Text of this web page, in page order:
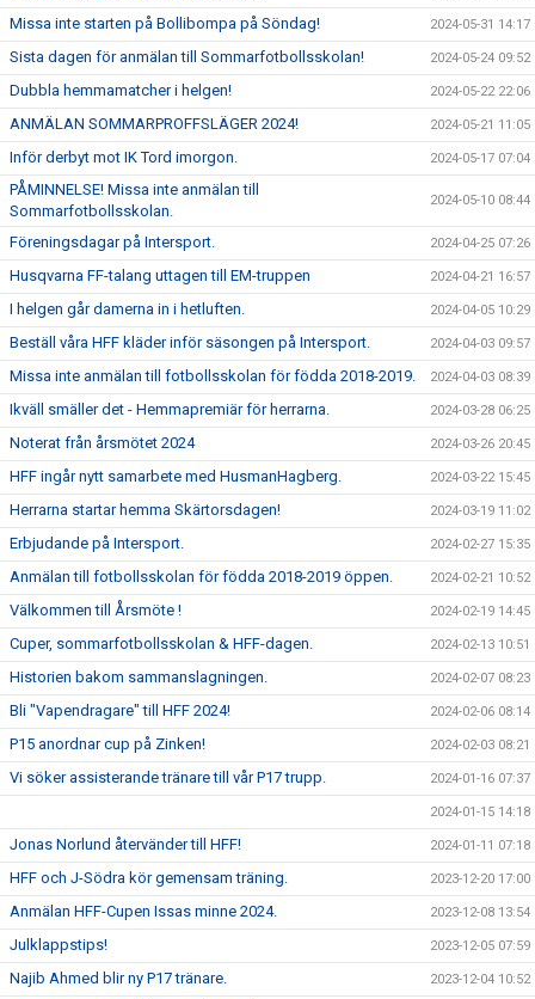
Missa inte starten på Bollibompa på Söndag! 2024-05-31 14:17
Sista dagen för anmälan till Sommarfotbollsskolan! 2024-05-24 09:52
Dubbla hemmamatcher i helgen! 2024-05-22 22:06
ANMÄLAN SOMMARPROFFSLÄGER 2024! 2024-05-21 11:05
Inför derbyt mot IK Tord imorgon. 2024-05-17 07:04
PÅMINNELSE! Missa inte anmälan till
Sommarfotbollsskolan.
2024-05-10 08:44
Föreningsdagar på Intersport. 2024-04-25 07:26
Husqvarna FF-talang uttagen till EM-truppen 2024-04-21 16:57
I helgen går damerna in i hetluften. 2024-04-05 10:29
Beställ våra HFF kläder inför säsongen på Intersport. 2024-04-03 09:57
Missa inte anmälan till fotbollsskolan för födda 2018-2019. 2024-04-03 08:39
Ikväll smäller det - Hemmapremiär för herrarna. 2024-03-28 06:25
Noterat från årsmötet 2024 2024-03-26 20:45
HFF ingår nytt samarbete med HusmanHagberg. 2024-03-22 15:45
Herrarna startar hemma Skärtorsdagen! 2024-03-19 11:02
Erbjudande på Intersport. 2024-02-27 15:35
Anmälan till fotbollsskolan för födda 2018-2019 öppen. 2024-02-21 10:52
Välkommen till Årsmöte ! 2024-02-19 14:45
Cuper, sommarfotbollsskolan & HFF-dagen. 2024-02-13 10:51
Historien bakom sammanslagningen. 2024-02-07 08:23
Bli "Vapendragare" till HFF 2024! 2024-02-06 08:14
P15 anordnar cup på Zinken! 2024-02-03 08:21
Vi söker assisterande tränare till vår P17 trupp. 2024-01-16 07:37
2024-01-15 14:18
Jonas Norlund återvänder till HFF! 2024-01-11 07:18
HFF och J-Södra kör gemensam träning. 2023-12-20 17:00
Anmälan HFF-Cupen Issas minne 2024. 2023-12-08 13:54
Julklappstips! 2023-12-05 07:59
Najib Ahmed blir ny P17 tränare. 2023-12-04 10:52